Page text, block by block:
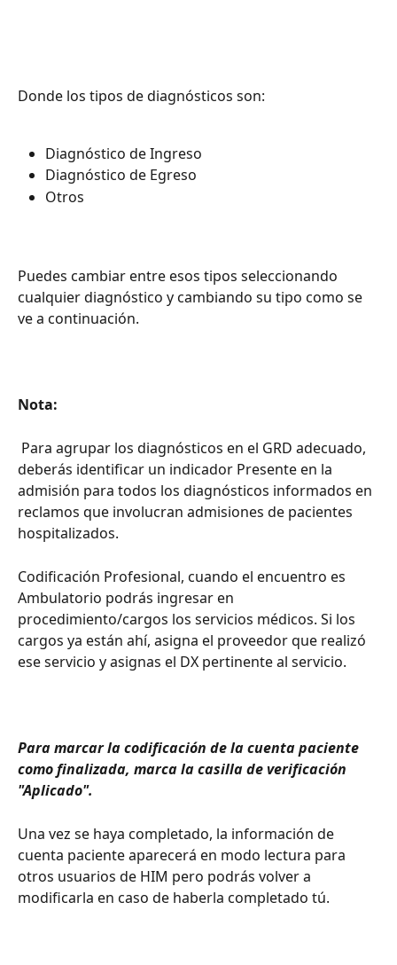
Donde los tipos de diagnósticos son:
Diagnóstico de Ingreso
Diagnóstico de Egreso
Otros
Puedes cambiar entre esos tipos seleccionando
cualquier diagnóstico y cambiando su tipo como se
ve a continuación.
Nota:
Para agrupar los diagnósticos en el GRD adecuado,
deberás identificar un indicador Presente en la
admisión para todos los diagnósticos informados en
reclamos que involucran admisiones de pacientes
hospitalizados.
Codificación Profesional, cuando el encuentro es
Ambulatorio podrás ingresar en
procedimiento/cargos los servicios médicos. Si los
cargos ya están ahí, asigna el proveedor que realizó
ese servicio y asignas el DX pertinente al servicio.
Para marcar la codificación de la cuenta paciente
como finalizada, marca la casilla de verificación
"Aplicado".
Una vez se haya completado, la información de
cuenta paciente aparecerá en modo lectura para
otros usuarios de HIM pero podrás volver a
modificarla en caso de haberla completado tú.